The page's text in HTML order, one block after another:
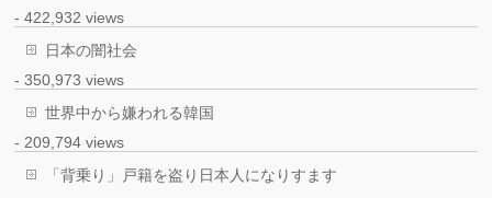
- 422,932 views
日本の闇社会
- 350,973 views
世界中から嫌われる韓国
- 209,794 views
「背乗り」戸籍を盗り日本人になりすます